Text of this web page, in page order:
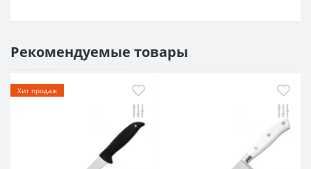
Рекомендуемые товары
Хит продаж